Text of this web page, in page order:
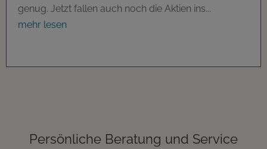
genug. Jetzt fallen auch noch die Aktien ins...
mehr lesen
Persönliche Beratung und Service